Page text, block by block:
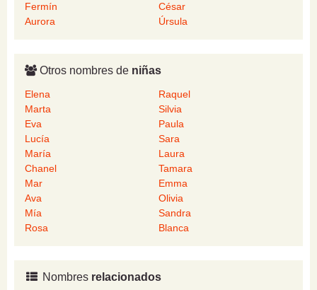
Fermín
César
Aurora
Úrsula
Otros nombres de niñas
Elena
Raquel
Marta
Silvia
Eva
Paula
Lucía
Sara
María
Laura
Chanel
Tamara
Mar
Emma
Ava
Olivia
Mía
Sandra
Rosa
Blanca
Nombres relacionados